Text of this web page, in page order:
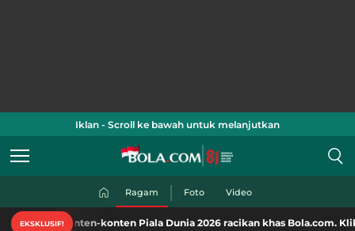
Iklan - Scroll ke bawah untuk melanjutkan
Ragam Foto Video
EKSKLUSIF!
konten Piala Dunia 2026 racikan khas Bola.com. Klik di sini!